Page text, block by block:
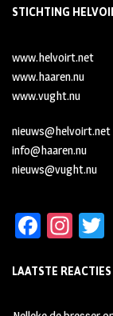
STICHTING
www.helvoirt.net
www.haaren.nu
www.vught.nu
nieuws@helvoirt.net
info@haaren.nu
nieuws@vught.nu
Fa
b
oo
In
ag tt
LAATSTE REACTIES